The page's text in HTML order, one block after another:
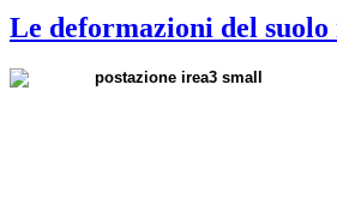
Le deformazioni del